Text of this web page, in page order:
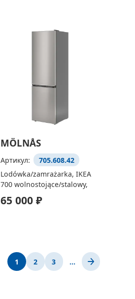
MÖLNÅS
Артикул:
705.608.42
Lodówka/zamrażarka, IKEA
700 wolnostojące/stalowy,
65 000 ₽
1 2 3 …